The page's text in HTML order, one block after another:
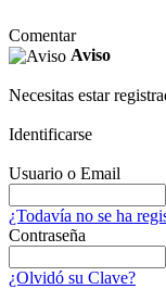
Comentar
Aviso
Necesitas estar
Identificarse
Usuario o Email
¿Todavía no se ha
Contraseña
¿Olvidó su Clave?